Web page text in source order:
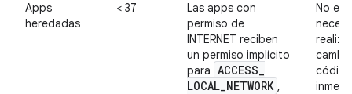
Apps
heredadas
< 37
Las apps con
permiso de
INTERNET reciben
un permiso implícito
para ACCESS_
LOCAL_NETWORK ,
No es